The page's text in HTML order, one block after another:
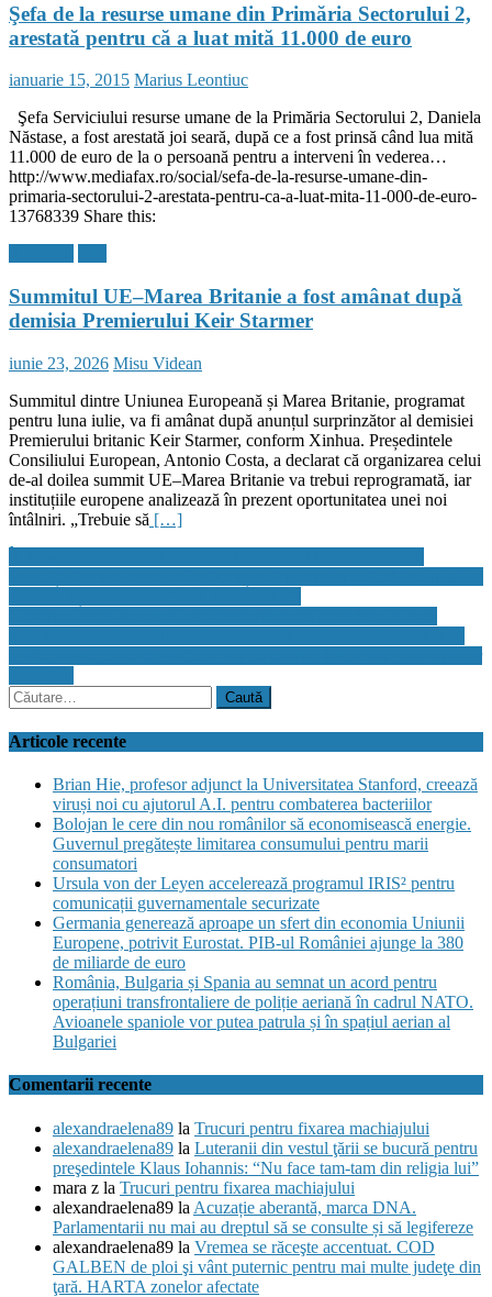
Şefa de la resurse umane din Primăria Sectorului 2,
arestată pentru că a luat mită 11.000 de euro
Posted
ianuarie 15, 2015 Author
Marius Leontiuc
Şefa Serviciului resurse umane de la Primăria Sectorului 2, Daniela
Năstase, a fost arestată joi seară, după ce a fost prinsă când lua mită
11.000 de euro de la o persoană pentru a interveni în vederea…
http://www.mediafax.ro/social/sefa-de-la-resurse-umane-din-
primaria-sectorului-2-arestata-pentru-ca-a-luat-mita-11-000-de-euro-
13768339 Share this:
Summitul UE–Marea Britanie a fost amânat după
demisia Premierului Keir Starmer
Posted
iunie 23, 2026 Author
Misu Videan
Summitul dintre Uniunea Europeană și Marea Britanie, programat
pentru luna iulie, va fi amânat după anunțul surprinzător al demisiei
Premierului britanic Keir Starmer, conform Xinhua. Președintele
Consiliului European, Antonio Costa, a declarat că organizarea celui
de-al doilea summit UE–Marea Britanie va trebui reprogramată, iar
instituțiile europene analizează în prezent oportunitatea unei noi
întâlniri. „Trebuie să […]
Navigare
în
articole
Caută
după:
Articole recente
Brian Hie, profesor adjunct la Universitatea Stanford, creează
viruși noi cu ajutorul A.I. pentru combaterea bacteriilor
Bolojan le cere din nou românilor să economisească energie.
Guvernul pregătește limitarea consumului pentru marii
consumatori
Ursula von der Leyen accelerează programul IRIS² pentru
comunicații guvernamentale securizate
Germania generează aproape un sfert din economia Uniunii
Europene, potrivit Eurostat. PIB-ul României ajunge la 380
de miliarde de euro
România, Bulgaria și Spania au semnat un acord pentru
operațiuni transfrontaliere de poliție aeriană în cadrul NATO.
Avioanele spaniole vor putea patrula și în spațiul aerian al
Bulgariei
Comentarii recente
alexandraelena89 la Trucuri pentru fixarea machiajului
alexandraelena89 la Luteranii din vestul ţării se bucură pentru
preşedintele Klaus Iohannis: “Nu face tam-tam din religia lui”
mara z la Trucuri pentru fixarea machiajului
alexandraelena89 la Acuzație aberantă, marca DNA.
Parlamentarii nu mai au dreptul să se consulte și să legifereze
alexandraelena89 la Vremea se răceşte accentuat. COD
GALBEN de ploi şi vânt puternic pentru mai multe judeţe din
ţară. HARTA zonelor afectate